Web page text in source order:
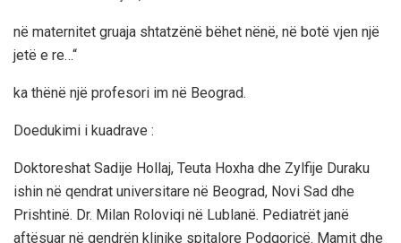
në maternitet gruaja shtatzënë bëhet nënë, në botë vjen një
jetë e re…“
ka thënë një profesori im në Beograd.
Doedukimi i kuadrave :
Doktoreshat Sadije Hollaj, Teuta Hoxha dhe Zylfije Duraku
ishin në qendrat universitare në Beograd, Novi Sad dhe
Prishtinë. Dr. Milan Roloviqi në Lublanë. Pediatrët janë
aftësuar në qendrën klinike spitalore Podgoricë. Mamit dhe